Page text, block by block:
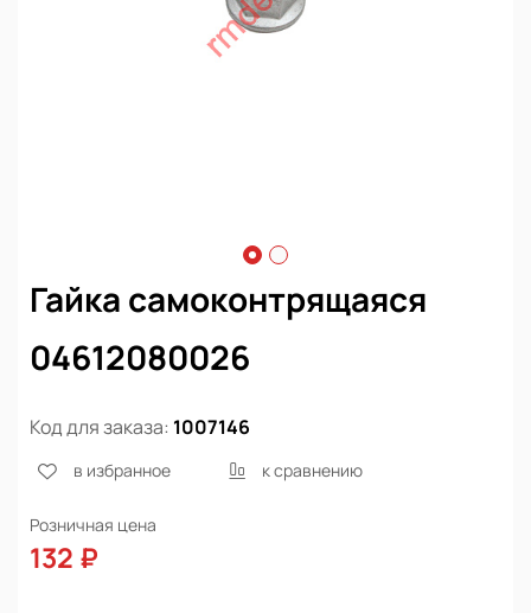
Гайка самоконтрящаяся
04612080026
Код для заказа: 1007146
в избранное к сравнению
Розничная цена
132 ₽